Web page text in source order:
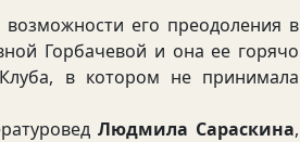
его преодоления в
Горбачевой и она ее горячо
в котором не принимала
Людмила Сараскина,